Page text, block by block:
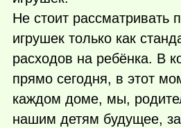
Не стоит рассматривать
игрушек только как
расходов на ребёнка. В
прямо сегодня, в этот
каждом доме, мы,
нашим детям будущее,